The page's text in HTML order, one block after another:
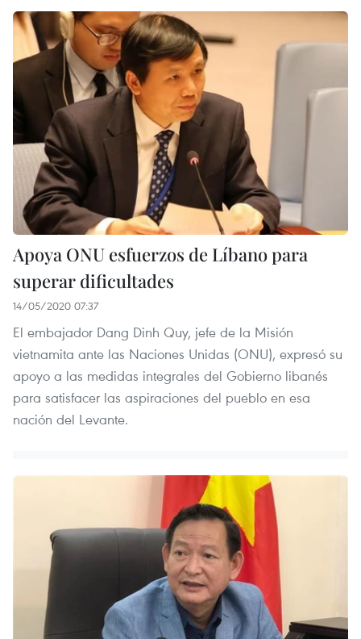
Apoya ONU esfuerzos de Líbano para
superar dificultades
14/05/2020 07:37
El embajador Dang Dinh Quy, jefe de la Misión
vietnamita ante las Naciones Unidas (ONU), expresó su
apoyo a las medidas integrales del Gobierno libanés
para satisfacer las aspiraciones del pueblo en esa
nación del Levante.